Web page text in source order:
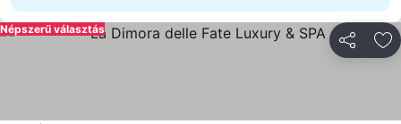
Népszerű választás